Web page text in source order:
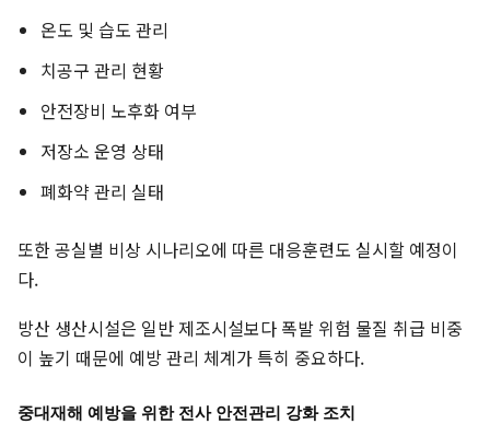
온도 및 습도 관리
치공구 관리 현황
안전장비 노후화 여부
저장소 운영 상태
폐화약 관리 실태
또한 공실별 비상 시나리오에 따른 대응훈련도 실시할 예정이
다.
방산 생산시설은 일반 제조시설보다 폭발 위험 물질 취급 비중
이 높기 때문에 예방 관리 체계가 특히 중요하다.
중대재해 예방을 위한 전사 안전관리 강화 조치